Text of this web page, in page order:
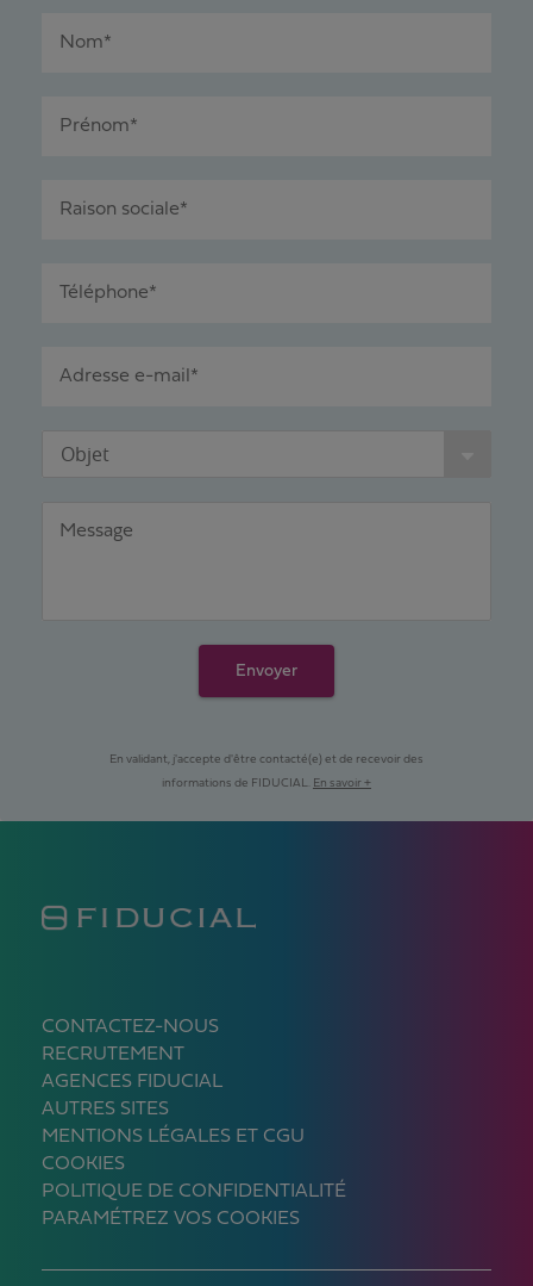
Nom*
Prénom*
Raison sociale*
Téléphone*
Adresse e-mail*
Objet
Message
Envoyer
En validant, j'accepte d'être contacté(e) et de recevoir des
informations de FIDUCIAL. En savoir +
CONTACTEZ-NOUS
RECRUTEMENT
AGENCES FIDUCIAL
AUTRES SITES
MENTIONS LÉGALES ET CGU
COOKIES
POLITIQUE DE CONFIDENTIALITÉ
PARAMÉTREZ VOS COOKIES